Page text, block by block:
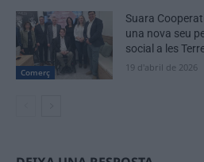
Comerç
Suara
una nova seu
social a les
19 d'abril de 2026